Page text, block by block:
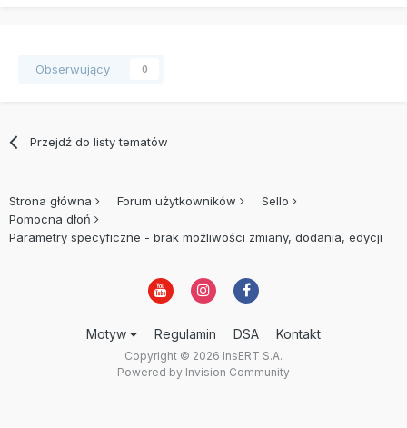
Obserwujący 0
Przejdź do listy tematów
Strona główna Forum użytkowników
Sello
Pomocna dłoń
Parametry specyficzne - brak możliwości zmiany, dodania, edycji
Motyw Regulamin DSA Kontakt
Copyright © 2026 InsERT S.A.
Powered by Invision Community